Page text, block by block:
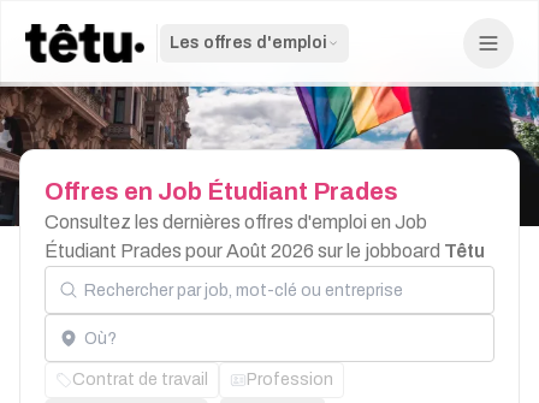
Les offres d'emploi
Offres en Job Étudiant Prades
Consultez les dernières offres d'emploi en Job
Étudiant Prades pour Août 2026 sur le jobboard Têtu
Rechercher par job, mot-clé ou entreprise
Localisation
Contrat de travail Profession